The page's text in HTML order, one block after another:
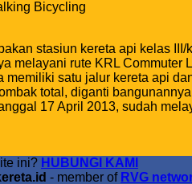
Bicycling
stasiun kereta api kelas
melayani rute KRL
memiliki satu jalur kereta api
total, diganti
17 April 2013, sudah
ini? HUBUNGI KAMI
- member of RVG